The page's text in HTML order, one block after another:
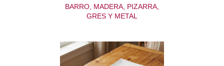
BARRO, MADERA, PIZARRA,
GRES Y METAL